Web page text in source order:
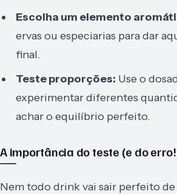
Escolha um elemento
ervas ou especiarias para dar
final.
Teste proporções: Use o
experimentar diferentes
achar o equilíbrio perfeito.
A importância do teste (e do
Nem todo drink vai sair perfeito